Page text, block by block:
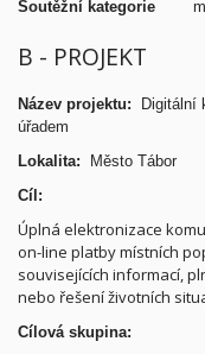
Soutěžní kategorie
B - PROJEKT
Název projektu:
Digitální
úřadem
Lokalita:
Město Tábor
Cíl:
Úplná elektronizace
on-line platby místních
souvisejících informací,
nebo řešení životních
Cílová skupina: